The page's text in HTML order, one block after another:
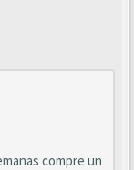
compre un